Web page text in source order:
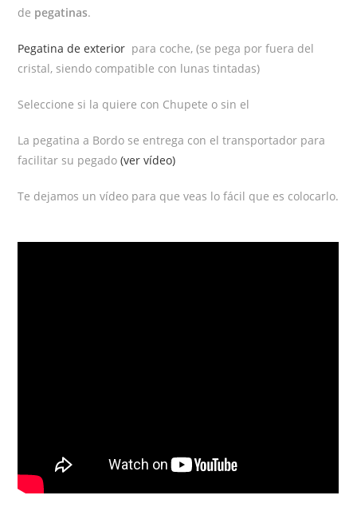
de pegatinas.
Pegatina de exterior para coche, (se pega por fuera del
cristal, siendo compatible con lunas tintadas)
Seleccione si la quiere con Chupete o sin el
La pegatina a Bordo se entrega con el transportador para
facilitar su pegado(ver vídeo)
Te dejamos un vídeo para que veas lo fácil que es colocarlo.